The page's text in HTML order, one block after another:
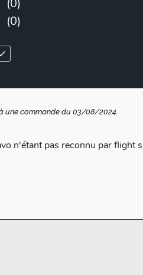
(0)
(0)
une commande du 03/08/2024
n'étant pas reconnu par flight